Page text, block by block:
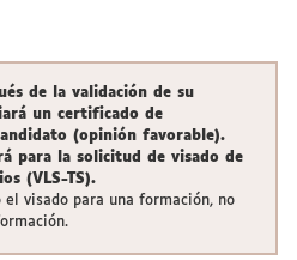
de la validación de su
un certificado de
(opinión favorable).
para la solicitud de visado de
(VLS-TS).
el visado para una formación, no